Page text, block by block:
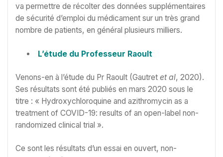
va permettre de récolter des données supplémentaires
de sécurité d’emploi du médicament sur un très grand
nombre de patients, en général plusieurs milliers.
L’étude du Professeur Raoult
Venons-en à l’étude du Pr Raoult (Gautret et al, 2020).
Ses résultats sont été publiés en mars 2020 sous le
titre : « Hydroxychloroquine and azithromycin as a
treatment of COVID-19: results of an open-label non-
randomized clinical trial ».
Ce sont les résultats d’un essai en ouvert, non-